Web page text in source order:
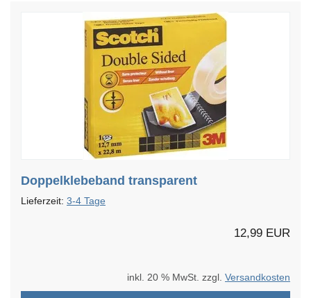
Doppelklebeband transparent
Lieferzeit: 3-4 Tage
12,99 EUR
inkl. 20 % MwSt. zzgl. Versandkosten